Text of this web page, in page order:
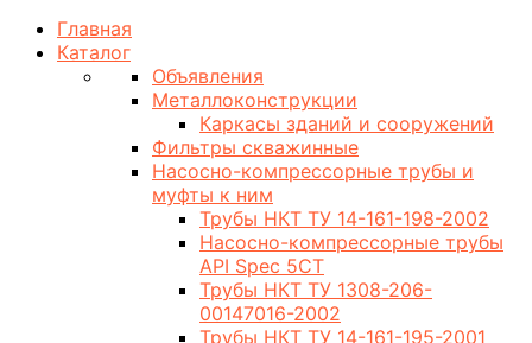
Главная
Каталог
Объявления
Металлоконструкции
Каркасы зданий и сооружений
Фильтры скважинные
Насосно-компрессорные трубы и
муфты к ним
Трубы НКТ ТУ 14-161-198-2002
Насосно-компрессорные трубы
API Spec 5CT
Трубы НКТ ТУ 1308-206-
00147016-2002
Трубы НКТ ТУ 14-161-195-2001